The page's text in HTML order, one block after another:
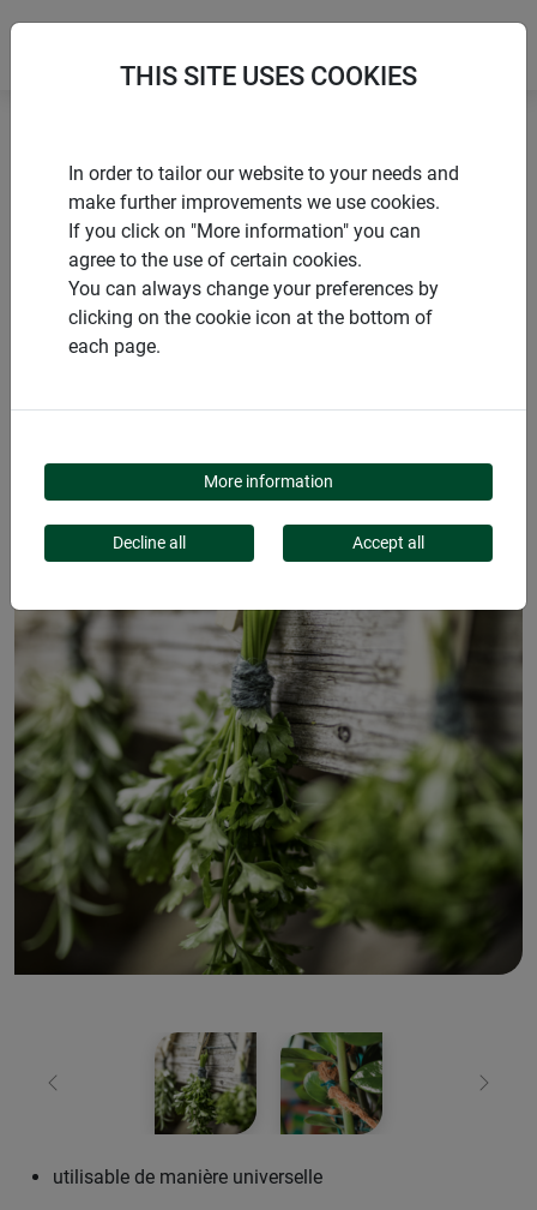
Accueil Liens & clips Cordelette horticole en jute
PRODUITS
CORDELETTE
retour
utilisable de manière universelle
THIS SITE USES COOKIES
In order to tailor our website to your needs and
make further improvements we use cookies.
If you click on "More information" you can
agree to the use of certain cookies.
You can always change your preferences by
clicking on the cookie icon at the bottom of
each page.
More information
Decline all Accept all